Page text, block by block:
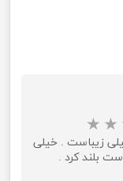
زیباست . خیلی
بلند کرد .